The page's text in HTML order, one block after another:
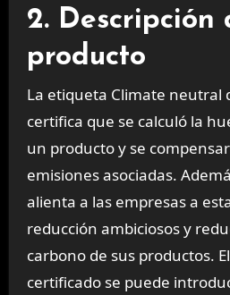
2. Descripción
producto
La etiqueta Climate neutral
certifica que se calculó la
un producto y se
emisiones asociadas.
alienta a las empresas a
reducción ambiciosos y
carbono de sus productos.
certificado se puede